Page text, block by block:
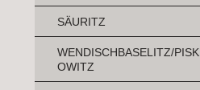
SÄURITZ
WENDISCHBASELITZ/PISK
OWITZ